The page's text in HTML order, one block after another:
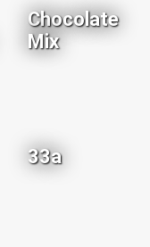
Chocolate
Mix
33a